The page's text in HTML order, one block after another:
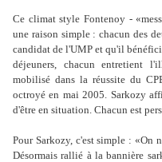
Ce climat style Fontenoy -
une raison simple : chacun des
candidat de l'UMP et qu'il
déjeuners, chacun entretient
mobilisé dans la réussite du
octroyé en mai 2005. Sarkozy
d'être en situation. Chacun est
Pour Sarkozy, c'est simple : «On
Désormais rallié à la bannière